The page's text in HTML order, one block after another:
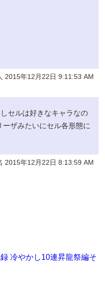
年12月22日 9:11:53 AM
セルは好きなキャラなの
ザみたいにセル各形態に
2015年12月22日 8:13:59 AM
冷やかし10連昇龍祭編そ